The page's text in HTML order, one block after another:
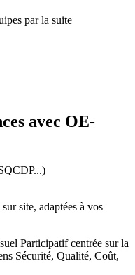
par la suite
avec OE-
site, adaptées à vos
Participatif centrée sur la
Sécurité, Qualité, Coût,